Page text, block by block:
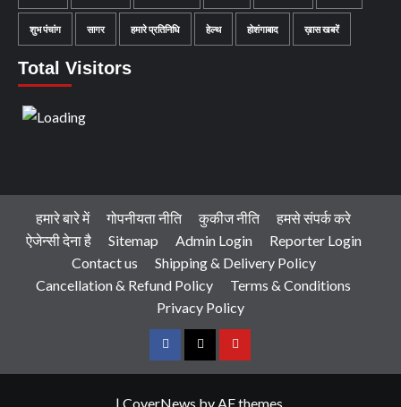
शुभ पंचांग सागर हमारे प्रतिनिधि हेल्थ होशंगाबाद ख़ास खबरें
Total Visitors
हमारे बारे में गोपनीयता नीति कुकीज नीति
हमसे संपर्क करे
ऐजेन्सी देना है
Sitemap Admin Login
Reporter Login
Contact us
Shipping & Delivery Policy
Cancellation & Refund Policy
Terms & Conditions
Privacy Policy
FacebookTwitterYoutube
| CoverNews by AF themes.